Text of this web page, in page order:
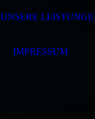
UNSERE
IMPRESSUM